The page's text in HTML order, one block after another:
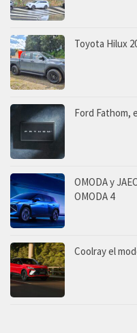
Toyota Hilux
Ford Fathom,
OMODA y
OMODA 4
Coolray el